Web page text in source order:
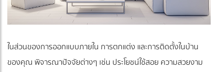
ในส่วนของการออกแบบภายใน การตกแต่ง และการติดตั้งในบ้าน
ของคุณ พิจารณาปัจจัยต่างๆ เช่น ประโยชน์ใช้สอย ความสวยงาม